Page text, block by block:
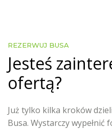
REZERWUJ BUSA
Jesteś
ofertą?
Już tylko kilka kroków
Busa. Wystarczy wypełnić